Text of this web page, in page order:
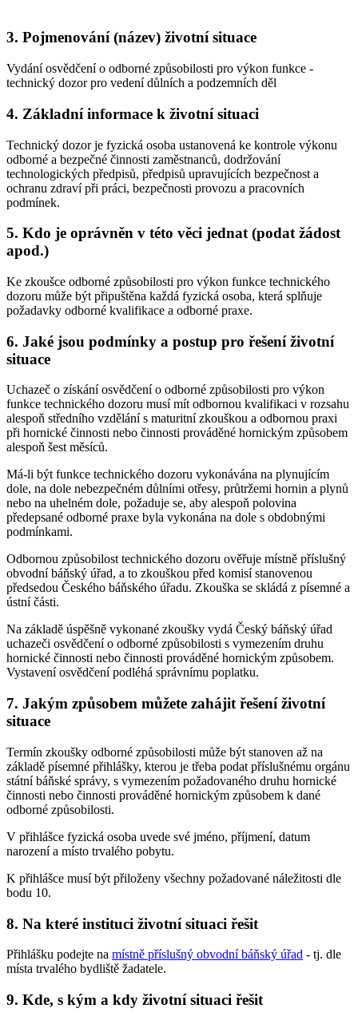
3. Pojmenování (název) životní situace
Vydání osvědčení o odborné způsobilosti pro výkon funkce -
technický dozor pro vedení důlních a podzemních děl
4. Základní informace k životní situaci
Technický dozor je fyzická osoba ustanovená ke kontrole výkonu
odborné a bezpečné činnosti zaměstnanců, dodržování
technologických předpisů, předpisů upravujících bezpečnost a
ochranu zdraví při práci, bezpečnosti provozu a pracovních
podmínek.
5. Kdo je oprávněn v této věci jednat (podat žádost
apod.)
Ke zkoušce odborné způsobilosti pro výkon funkce technického
dozoru může být připuštěna každá fyzická osoba, která splňuje
požadavky odborné kvalifikace a odborné praxe.
6. Jaké jsou podmínky a postup pro řešení životní
situace
Uchazeč o získání osvědčení o odborné způsobilosti pro výkon
funkce technického dozoru musí mít odbornou kvalifikaci v rozsahu
alespoň středního vzdělání s maturitní zkouškou a odbornou praxi
při hornické činnosti nebo činnosti prováděné hornickým způsobem
alespoň šest měsíců.
Má-li být funkce technického dozoru vykonávána na plynujícím
dole, na dole nebezpečném důlními otřesy, průtržemi hornin a plynů
nebo na uhelném dole, požaduje se, aby alespoň polovina
předepsané odborné praxe byla vykonána na dole s obdobnými
podmínkami.
Odbornou způsobilost technického dozoru ověřuje místně příslušný
obvodní báňský úřad, a to zkouškou před komisí stanovenou
předsedou Českého báňského úřadu. Zkouška se skládá z písemné a
ústní části.
Na základě úspěšně vykonané zkoušky vydá Český báňský úřad
uchazeči osvědčení o odborné způsobilosti s vymezením druhu
hornické činnosti nebo činnosti prováděné hornickým způsobem.
Vystavení osvědčení podléhá správnímu poplatku.
7. Jakým způsobem můžete zahájit řešení životní
situace
Termín zkoušky odborné způsobilosti může být stanoven až na
základě písemné přihlášky, kterou je třeba podat příslušnému orgánu
státní báňské správy, s vymezením požadovaného druhu hornické
činnosti nebo činnosti prováděné hornickým způsobem k dané
odborné způsobilosti.
V přihlášce fyzická osoba uvede své jméno, příjmení, datum
narození a místo trvalého pobytu.
K přihlášce musí být přiloženy všechny požadované náležitosti dle
bodu 10.
8. Na které instituci životní situaci řešit
Přihlášku podejte na místně příslušný obvodní báňský úřad - tj. dle
místa trvalého bydliště žadatele.
9. Kde, s kým a kdy životní situaci řešit